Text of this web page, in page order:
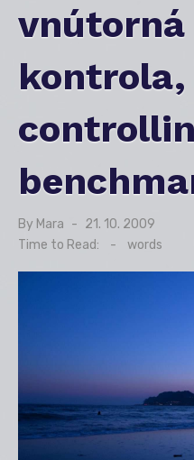
kontrola,
By Mara
Posted
on
21. 10. 2009
Time to Read:
- words